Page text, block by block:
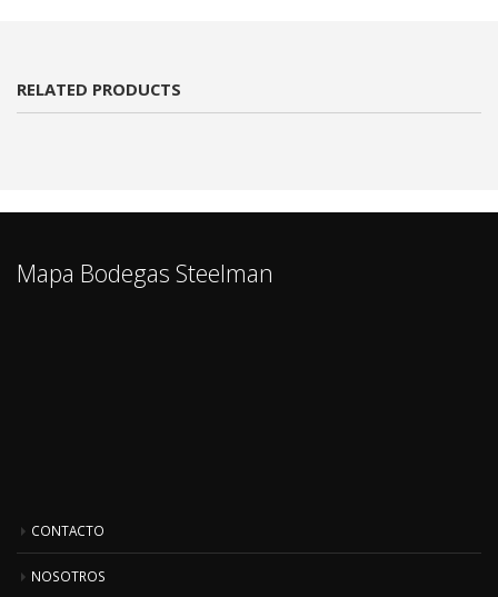
RELATED PRODUCTS
Mapa Bodegas Steelman
CONTACTO
NOSOTROS